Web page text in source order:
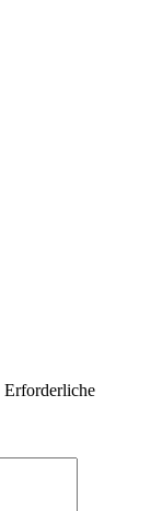
Erforderliche